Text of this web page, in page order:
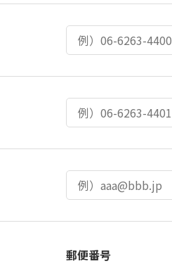
郵便番号